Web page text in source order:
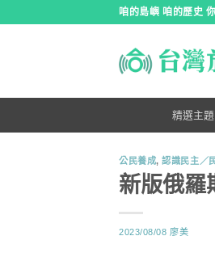
咱的島嶼 咱的歷史
精選主題
公民養成,認識民主／
新版俄羅
2023/08/08 廖美